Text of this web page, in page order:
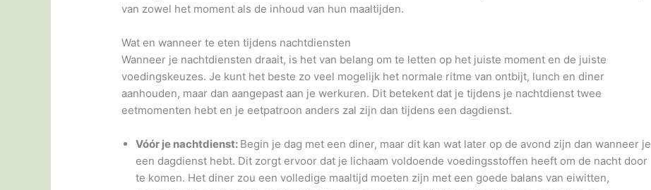
van zowel het moment als de inhoud van hun maaltijden.
Wat en wanneer te eten tijdens nachtdiensten
Wanneer je nachtdiensten draait, is het van belang om te letten op het juiste moment en de juiste
voedingskeuzes. Je kunt het beste zo veel mogelijk het normale ritme van ontbijt, lunch en diner
aanhouden, maar dan aangepast aan je werkuren. Dit betekent dat je tijdens je nachtdienst twee
eetmomenten hebt en je eetpatroon anders zal zijn dan tijdens een dagdienst.
Vóór je nachtdienst: Begin je dag met een diner, maar dit kan wat later op de avond zijn dan wanneer je
een dagdienst hebt. Dit zorgt ervoor dat je lichaam voldoende voedingsstoffen heeft om de nacht door
te komen. Het diner zou een volledige maaltijd moeten zijn met een goede balans van eiwitten,